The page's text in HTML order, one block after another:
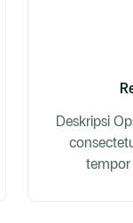
Deskripsi
tempor